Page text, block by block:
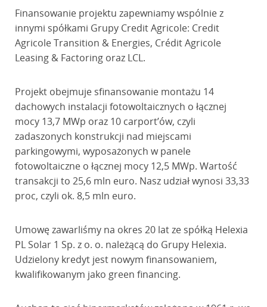
Finansowanie projektu zapewniamy wspólnie z
innymi spółkami Grupy Credit Agricole: Credit
Agricole Transition & Energies, Crédit Agricole
Leasing & Factoring oraz LCL.
Projekt obejmuje sfinansowanie montażu 14
dachowych instalacji fotowoltaicznych o łącznej
mocy 13,7 MWp oraz 10 carport’ów, czyli
zadaszonych konstrukcji nad miejscami
parkingowymi, wyposażonych w panele
fotowoltaiczne o łącznej mocy 12,5 MWp. Wartość
transakcji to 25,6 mln euro. Nasz udział wynosi 33,33
proc, czyli ok. 8,5 mln euro.
Umowę zawarliśmy na okres 20 lat ze spółką Helexia
PL Solar 1 Sp. z o. o. należącą do Grupy Helexia.
Udzielony kredyt jest nowym finansowaniem,
kwalifikowanym jako green financing.